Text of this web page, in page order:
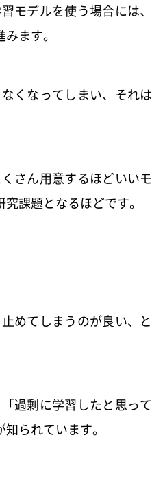
モデルを使う場合には
ます。
くなってしまい、それ
さん用意するほどいい
課題となるほどです。
めてしまうのが良い、
過剰に学習したと思って
られています。